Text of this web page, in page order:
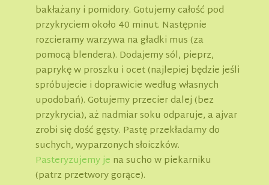
bakłażany i pomidory. Gotujemy całość pod
przykryciem około 40 minut. Następnie
rozcieramy warzywa na gładki mus (za
pomocą blendera). Dodajemy sól, pieprz,
paprykę w proszku i ocet (najlepiej będzie jeśli
spróbujecie i doprawicie według własnych
upodobań). Gotujemy przecier dalej (bez
przykrycia), aż nadmiar soku odparuje, a ajvar
zrobi się dość gęsty. Pastę przekładamy do
suchych, wyparzonych słoiczków.
Pasteryzujemy je na sucho w piekarniku
(patrz przetwory gorące).